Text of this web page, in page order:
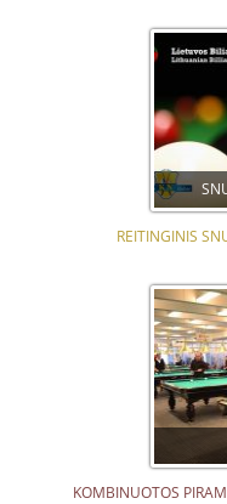
REITINGINIS
KOMBINUOTOS